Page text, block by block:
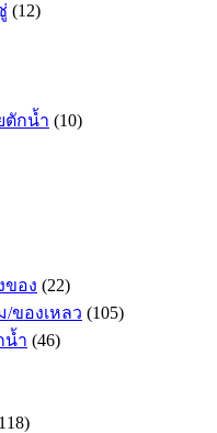
(12)
ตักน้ำ (10)
ของ (22)
ของเหลว (105)
น้ำ (46)